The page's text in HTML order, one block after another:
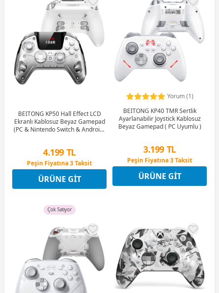
BEITONG KP50 Hall Effect LCD
Ekranlı Kablosuz Beyaz Gamepad
(PC & Nintendo Switch & Android/
4.199 TL
Peşin Fiyatına 3 Taksit
9 Ay x 583 TL taksitle
Peşin Fiyatına 3 Taksit
ÜRÜNE GIT
Yorum (1)
BEITONG KP40 TMR Sertlik
Ayarlanabilir Joystick Kablosuz
Beyaz Gamepad ( PC Uyumlu )
3.199 TL
Peşin Fiyatına 3 Taksit
9 Ay x 444 TL taksitle
Peşin Fiyatına 3 Taksit
ÜRÜNE GIT
Çok Satıyor